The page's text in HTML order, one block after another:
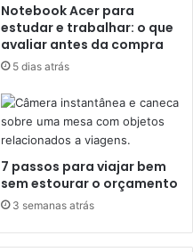
Notebook Acer para
estudar e trabalhar: o que
avaliar antes da compra
5 dias atrás
7 passos para viajar bem
sem estourar o orçamento
3 semanas atrás